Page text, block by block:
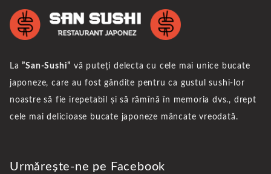
La”San-Sushi” vă puteți delecta cu cele mai unice bucate
japoneze, care au fost gândite pentru ca gustul sushi-lor
noastre să fie irepetabil și să rămînă în memoria dvs., drept
cele mai delicioase bucate japoneze mâncate vreodată.
Urmărește-ne pe Facebook